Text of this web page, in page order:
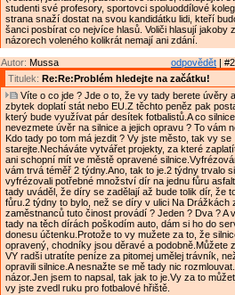
studenti své profesory, sportovci spoluoddílové
strana snaží dostat na svou kandidátku lidi, kteří
šanci posbírat co nejvíce hlasů. Voliči hlasují jakoby
názorech voleného kolikrát nemají ani zdání.
odpovědět |
Autor: Mussa
Titulek: Re:Re:Problém hledejte na začátku!
Víte o co jde ? Jde o to, že vy tady berete úvěry
zbytek doplatí stát nebo EU.Z těchto peněz pak
který bude využívat pár desítek fotbalistů.A co
nevezmete úvěr na silnice a jejich opravu ? To vám
Kdo tady po tom má jezdit ? Vy jste město, tak vy se
starejte.Necháváte vytvářet projekty, za které
ani schopní mít ve městě opravené
vám trvá téměř 2 týdny.Ano, tak to je.2 týdny trvalo
vyfrézovali potřebné množství dír na jednu fůru
tady uváděl, že díry se zadělají až bude tolik dír, že
fůru.2 týdny to bylo, než se díry v ulici Na Drážkách
zaměstnanců tuto činost provádí ? Jeden ? Dva ? A
tady na těch dírách poškodím auto, dám si ho do
donesu účtenku.Protože to vy mužete za to, že
opravený, chodníky jsou děravé a podobně.Můžete
VY radši utratíte peníze za pitomej umělej trávník,
opravili silnice.A nesnažte se mě tady nic
názor.Jen jsem to napsal, tak jak to je.Vy za to
vy jste zvedl ruku pro fotbalové hřiště.